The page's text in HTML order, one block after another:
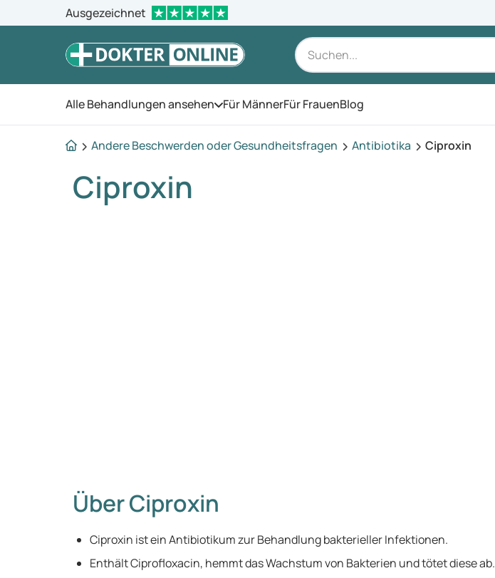
Ausgezeichnet
Alle Behandlungen ansehen Öffnen Sie das Menü
Für MännerFür FrauenBlog
Andere Beschwerden oder Gesundheitsfragen Antibiotika Ciproxin
Ciproxin
Über Ciproxin
Ciproxin ist ein Antibiotikum zur Behandlung bakterieller Infektionen.
Enthält Ciprofloxacin, hemmt das Wachstum von Bakterien und tötet diese ab.